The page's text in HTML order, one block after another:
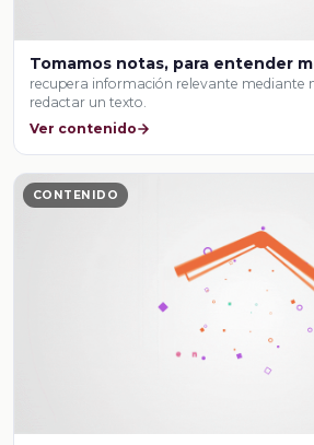
Tomamos notas, para entender
recupera información relevante mediante
redactar un texto.
Ver contenido
CONTENIDO